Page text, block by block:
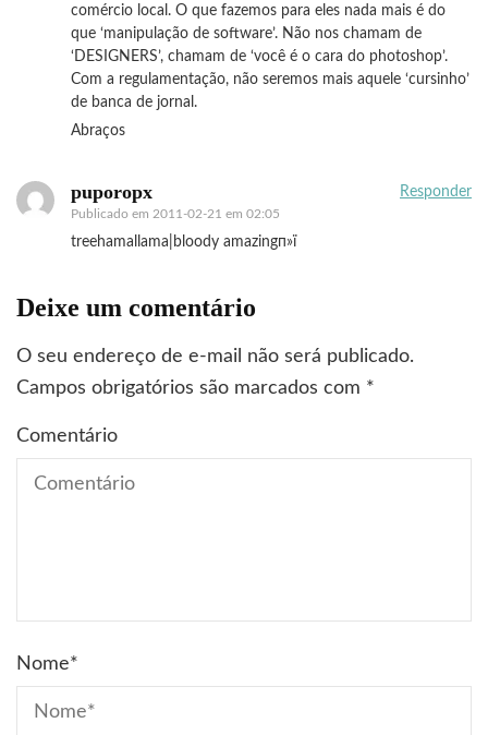
comércio local. O que fazemos para eles nada mais é do
que ‘manipulação de software’. Não nos chamam de
‘DESIGNERS’, chamam de ‘você é o cara do photoshop’.
Com a regulamentação, não seremos mais aquele ‘cursinho’
de banca de jornal.
Abraços
puporopx
Publicado em 2011-02-21 em 02:05
Responder
treehamallama|bloody amazingп»ї
Deixe um comentário
O seu endereço de e-mail não será publicado.
Campos obrigatórios são marcados com *
Comentário
Nome*